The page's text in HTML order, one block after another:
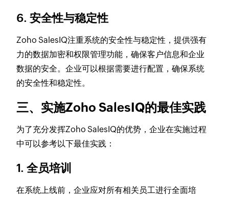
6. 安全性与稳定性
Zoho SalesIQ注重系统的安全性与稳定性，提供强有
力的数据加密和权限管理功能，确保客户信息和企业
数据的安全。企业可以根据需要进行配置，确保系统
的安全性和稳定性。
三、实施Zoho SalesIQ的最佳实践
为了充分发挥Zoho SalesIQ的优势，企业在实施过程
中可以参考以下最佳实践：
1. 全员培训
在系统上线前，企业应对所有相关员工进行全面培